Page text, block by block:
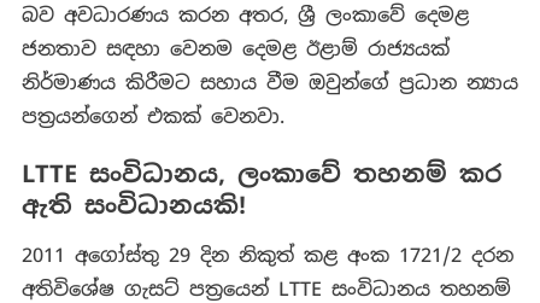
බව අවධාරණය කරන අතර, ශ්‍රී ලංකාවේ දෙමළ
ජනතාව සඳහා වෙනම දෙමළ ඊළාම් රාජ්‍යයක්
නිර්මාණය කිරීමට සහාය වීම ඔවුන්ගේ ප්‍රධාන න්‍යාය
පත්‍රයන්ගෙන් එකක් වෙනවා.
LTTE සංවිධානය, ලංකාවේ තහනම් කර
ඇති සංවිධානයකි!
2011 අගෝස්තු 29 දින නිකුත් කළ අංක 1721/2 දරන
අතිවිශේෂ ගැසට් පත්‍රයෙන් LTTE සංවිධානය තහනම්